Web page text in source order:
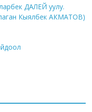
ДАЛЕЙ уулу.
Кыялбек АКМАТОВ)